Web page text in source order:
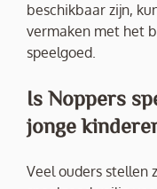
beschikbaar zijn,
vermaken met het
speelgoed.
Is Noppers
jonge
Veel ouders stellen